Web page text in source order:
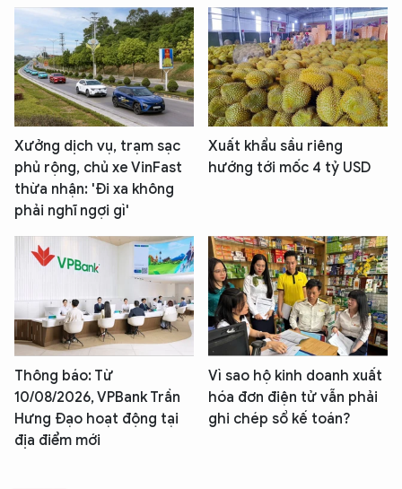
Xưởng dịch vụ, trạm sạc
phủ rộng, chủ xe VinFast
thừa nhận: 'Đi xa không
phải nghĩ ngợi gì'
Xuất khẩu sầu riêng
hướng tới mốc 4 tỷ USD
Thông báo: Từ
10/08/2026, VPBank Trần
Hưng Đạo hoạt động tại
địa điểm mới
Vì sao hộ kinh doanh xuất
hóa đơn điện tử vẫn phải
ghi chép sổ kế toán?